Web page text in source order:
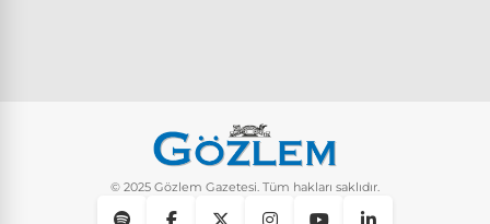
© 2025 Gözlem Gazetesi. Tüm hakları saklıdır.